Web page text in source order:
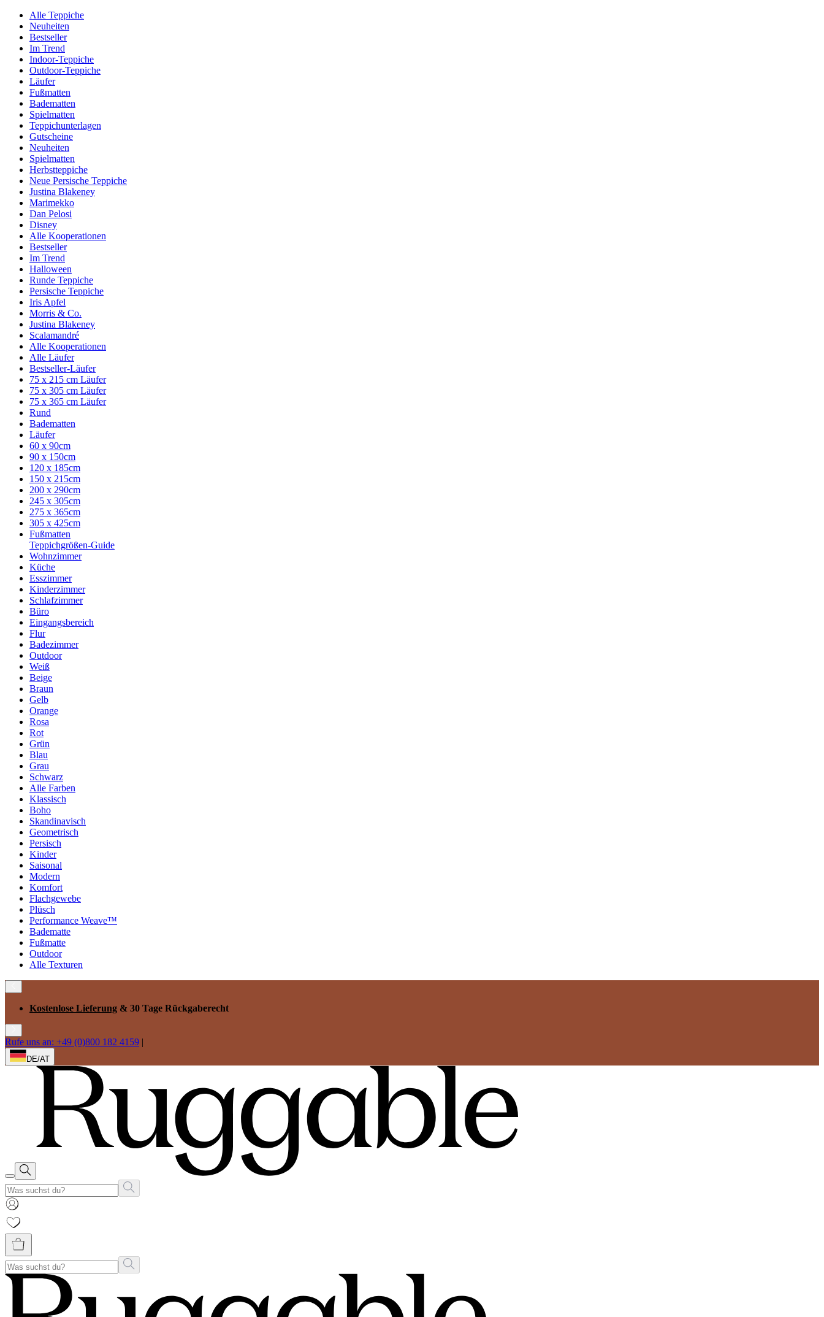
Alle Teppiche
Neuheiten
Bestseller
Im Trend
Indoor-Teppiche
Outdoor-Teppiche
Läufer
Fußmatten
Badematten
Spielmatten
Teppichunterlagen
Gutscheine
Neuheiten
Spielmatten
Herbstteppiche
Neue Persische Teppiche
Justina Blakeney
Marimekko
Dan Pelosi
Disney
Alle Kooperationen
Bestseller
Im Trend
Halloween
Runde Teppiche
Persische Teppiche
Iris Apfel
Morris & Co.
Justina Blakeney
Scalamandré
Alle Kooperationen
Alle Läufer
Bestseller-Läufer
75 x 215 cm Läufer
75 x 305 cm Läufer
75 x 365 cm Läufer
Rund
Badematten
Läufer
60 x 90cm
90 x 150cm
120 x 185cm
150 x 215cm
200 x 290cm
245 x 305cm
275 x 365cm
305 x 425cm
Fußmatten
Teppichgrößen-Guide
Wohnzimmer
Küche
Esszimmer
Kinderzimmer
Schlafzimmer
Büro
Eingangsbereich
Flur
Badezimmer
Outdoor
Weiß
Beige
Braun
Gelb
Orange
Rosa
Rot
Grün
Blau
Grau
Schwarz
Alle Farben
Klassisch
Boho
Skandinavisch
Geometrisch
Persisch
Kinder
Saisonal
Modern
Komfort
Flachgewebe
Plüsch
Performance Weave™
Badematte
Fußmatte
Outdoor
Alle Texturen
Kostenlose Lieferung & 30 Tage Rückgaberecht
Rufe uns an: +49 (0)800 182 4159 |
DE/AT